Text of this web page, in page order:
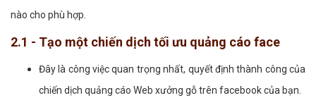
nào cho phù hợp.
2.1 - Tạo một chiến dịch tối ưu quảng cáo face
Đây là công việc quan trọng nhất, quyết định thành công của
chiến dịch quảng cáo Web xưởng gỗ trên facebook của bạn.